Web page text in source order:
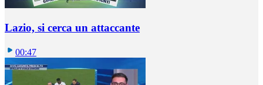
Lazio, si cerca un attaccante
00:47